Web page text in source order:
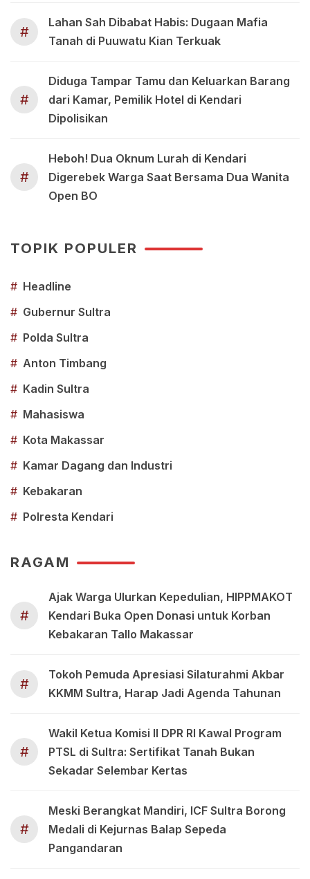
#
Lahan Sah Dibabat Habis: Dugaan Mafia
Tanah di Puuwatu Kian Terkuak
#
Diduga Tampar Tamu dan Keluarkan Barang
dari Kamar, Pemilik Hotel di Kendari
Dipolisikan
#
Heboh! Dua Oknum Lurah di Kendari
Digerebek Warga Saat Bersama Dua Wanita
Open BO
TOPIK POPULER
# Headline
# Gubernur Sultra
# Polda Sultra
# Anton Timbang
# Kadin Sultra
# Mahasiswa
# Kota Makassar
# Kamar Dagang dan Industri
# Kebakaran
# Polresta Kendari
RAGAM
#
Ajak Warga Ulurkan Kepedulian, HIPPMAKOT
Kendari Buka Open Donasi untuk Korban
Kebakaran Tallo Makassar
#
Tokoh Pemuda Apresiasi Silaturahmi Akbar
KKMM Sultra, Harap Jadi Agenda Tahunan
#
Wakil Ketua Komisi II DPR RI Kawal Program
PTSL di Sultra: Sertifikat Tanah Bukan
Sekadar Selembar Kertas
#
Meski Berangkat Mandiri, ICF Sultra Borong
Medali di Kejurnas Balap Sepeda
Pangandaran